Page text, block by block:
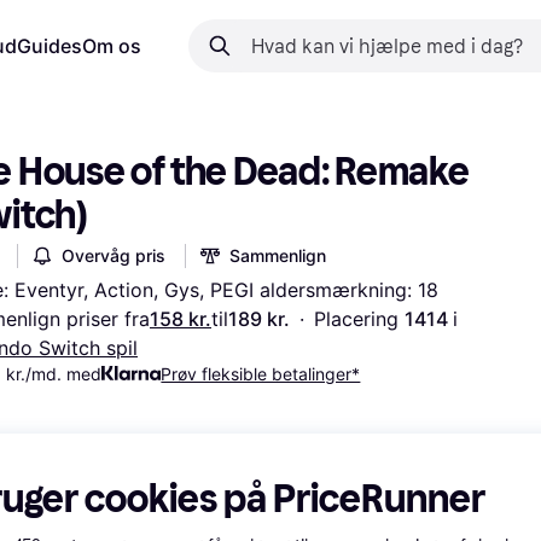
GuidesOm os
House of the Dead: Remake
Overvåg pris Sammenlign
Eventyr, Action, Gys, PEGI aldersmærkning: 18
priser fra158 kr.til189 kr. · Placering 1414 i
Switch spil
kr./md. med Prøv fleksible betalinger*
cookies på PriceRunner